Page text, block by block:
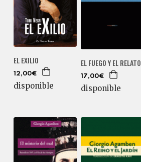
EL EXILIO
12,00€
disponible
EL FUEGO Y EL RELATO
17,00€
disponible